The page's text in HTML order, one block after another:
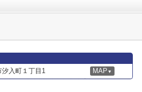
入町１丁目1 MAP ▼